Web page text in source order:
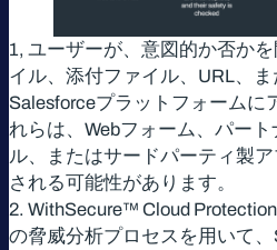
1, ユーザーが、意図的か否か
イル、添付ファイル、URL、
Salesforceプラットフォームに
れらは、Webフォーム、パー
ル、またはサードパーティ製
される可能性があります。
2. WithSecure™ Cloud
の脅威分析プロセスを用いて